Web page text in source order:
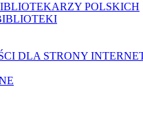
POLSKICH
DLA STRONY